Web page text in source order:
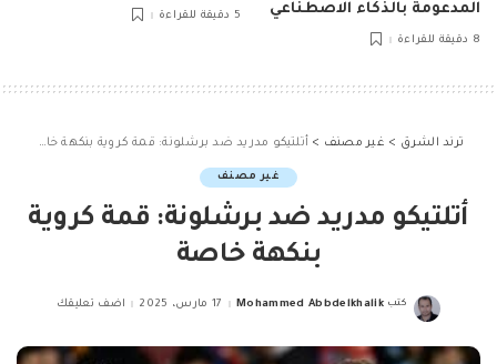
المدعومة بالذكاء الاصطناعي
8 دقيقة للقراءة
5 دقيقة للقراءة
ترند الشرق > غير مصنف > أتلتيكو مدريد ضد برشلونة: قمة كروية بنكهة خاصة
غير مصنف
أتلتيكو مدريد ضد برشلونة: قمة كروية
بنكهة خاصة
Posted
كتب Mohammed Abbdelkhalik 17 مارس، 2025 اضف تعليقك